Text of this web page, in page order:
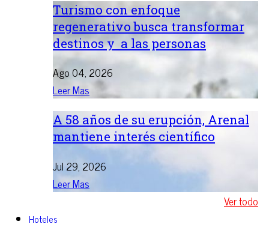
Turismo con enfoque
regenerativo busca transformar
destinos y a las personas
Ago 04, 2026
Leer Mas
A 58 años de su erupción, Arenal
mantiene interés científico
Jul 29, 2026
Leer Mas
Ver todo
Hoteles